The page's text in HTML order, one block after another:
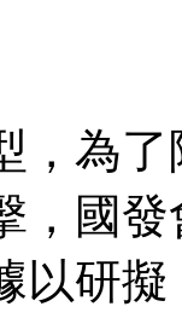
，為
，國
以研